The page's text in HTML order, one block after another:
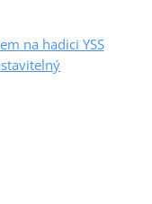
na hadici YSS